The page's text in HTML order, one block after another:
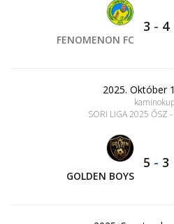
FENOMENON FC
3 - 4
2025. Október
SORI LIGA 2025 ŐSZ
GOLDEN BOYS
5 - 3